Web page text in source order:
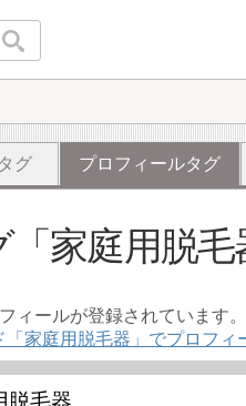
グ プロフィールタグ
家庭用脱毛
ィールが登録されています。
「家庭用脱毛器」でプロフィ